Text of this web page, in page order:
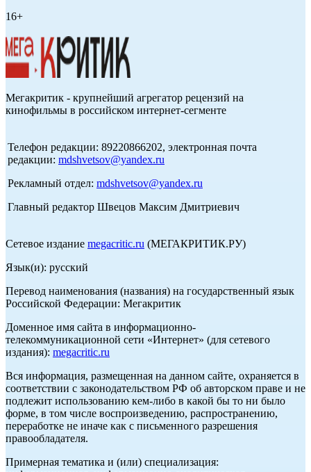
16+
Мегакритик - крупнейший агрегатор рецензий на
кинофильмы в российском интернет-сегменте
Телефон редакции: 89220866202, электронная почта
редакции: mdshvetsov@yandex.ru
Рекламный отдел: mdshvetsov@yandex.ru
Главный редактор Швецов Максим Дмитриевич
Сетевое издание megacritic.ru (МЕГАКРИТИК.РУ)
Язык(и): русский
Перевод наименования (названия) на государственный язык
Российской Федерации: Мегакритик
Доменное имя сайта в информационно-
телекоммуникационной сети «Интернет» (для сетевого
издания): megacritic.ru
Вся информация, размещенная на данном сайте, охраняется в
соответствии с законодательством РФ об авторском праве и не
подлежит использованию кем-либо в какой бы то ни было
форме, в том числе воспроизведению, распространению,
переработке не иначе как с письменного разрешения
правообладателя.
Примерная тематика и (или) специализация: